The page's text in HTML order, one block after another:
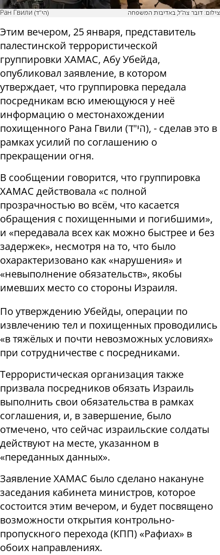
Ран Гвили (הי"ד) צילום: דובר צה"ל, באדיבות המשפחה
Этим вечером, 25 января, представитель
палестинской террористической
группировки ХАМАС, Абу Убейда,
опубликовал заявление, в котором
утверждает, что группировка передала
посредникам всю имеющуюся у неё
информацию о местонахождении
похищенного Рана Гвили (הי"ד), - сделав это в
рамках усилий по соглашению о
прекращении огня.
В сообщении говорится, что группировка
ХАМАС действовала «с полной
прозрачностью во всём, что касается
обращения с похищенными и погибшими»,
и «передавала всех как можно быстрее и без
задержек», несмотря на то, что было
охарактеризовано как «нарушения» и
«невыполнение обязательств», якобы
имевших место со стороны Израиля.
По утверждению Убейды, операции по
извлечению тел и похищенных проводились
«в тяжёлых и почти невозможных условиях»
при сотрудничестве с посредниками.
Террористическая организация также
призвала посредников обязать Израиль
выполнить свои обязательства в рамках
соглашения, и, в завершение, было
отмечено, что сейчас израильские солдаты
действуют на месте, указанном в
«переданных данных».
Заявление ХАМАС было сделано накануне
заседания кабинета министров, которое
состоится этим вечером, и будет посвящено
возможности открытия контрольно-
пропускного перехода (КПП) «Рафиах» в
обоих направлениях.